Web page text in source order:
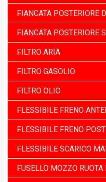
FIANCATA POSTERIORE
FIANCATA POSTERIORE
FILTRO ARIA
FILTRO GASOLIO
FILTRO OLIO
FLESSIBILE FRENO
FLESSIBILE FRENO
FLESSIBILE SCARICO
FUSELLO MOZZO RUOTA